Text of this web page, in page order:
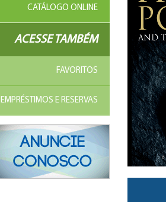
CATÁLOGO ONLINE
ACESSE TAMBÉM
FAVORITOS
EMPRÉSTIMOS E RESERVAS